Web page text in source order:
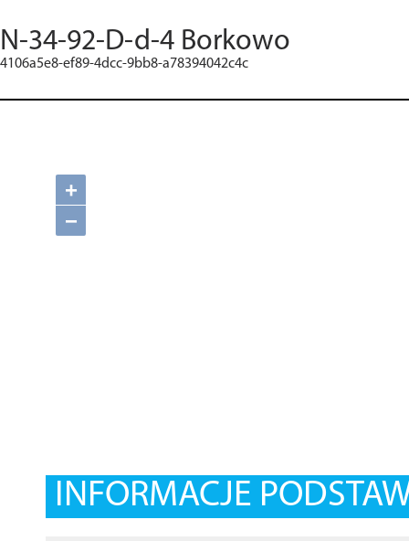
N-34-92-D-d-4 Borkowo
4106a5e8-ef89-4dcc-9bb8-a78394042c4c
+
−
INFORMACJE